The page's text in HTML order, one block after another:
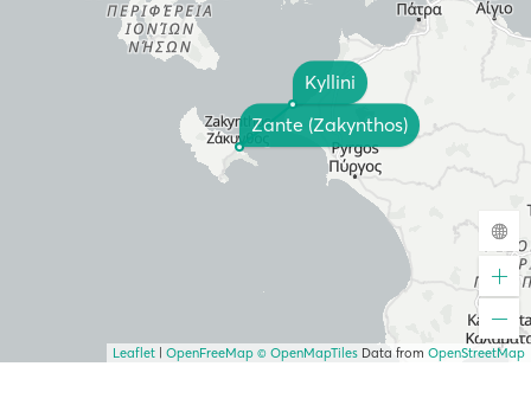
Zante (Zakynthos)
Kyllini
Leaflet OpenFreeMap © OpenMapTiles Data from OpenStreetMap